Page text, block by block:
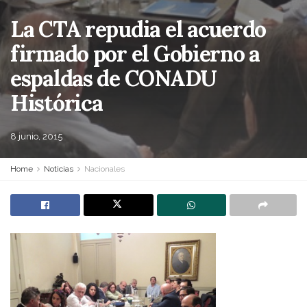
La CTA repudia el acuerdo
firmado por el Gobierno a
espaldas de CONADU
Histórica
8 junio, 2015
Home Noticias Nacionales